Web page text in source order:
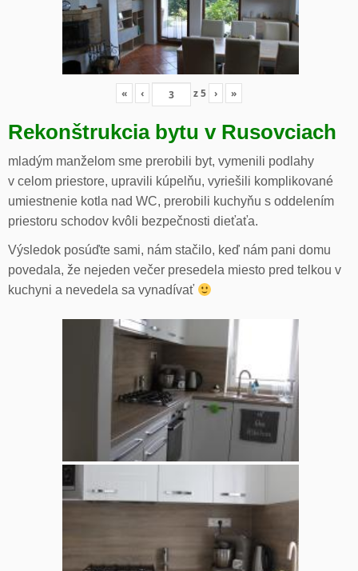
« ‹ z5 › »
Rekonštrukcia bytu v Rusovciach
mladým manželom sme prerobili byt, vymenili podlahy
v celom priestore, upravili kúpelňu, vyriešili komplikované
umiestnenie kotla nad WC, prerobili kuchyňu s oddelením
priestoru schodov kvôli bezpečnosti dieťaťa.
Výsledok posúďte sami, nám stačilo, keď nám pani domu
povedala, že nejeden večer presedela miesto pred telkou v
kuchyni a nevedela sa vynadívať